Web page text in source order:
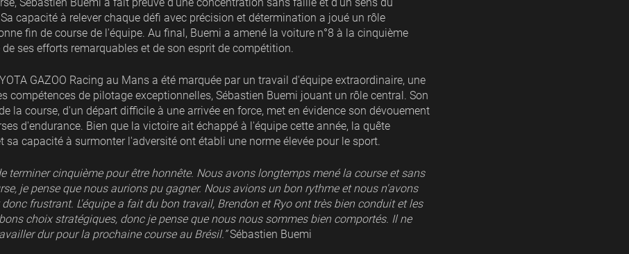
capacité à relever chaque défi avec précision et détermination a joué un rôle
fin de course de l'équipe. Au final, Buemi a amené la voiture n°8 à la cinquième
ses efforts remarquables et de son esprit de compétition.
GAZOO Racing au Mans a été marquée par un travail d'équipe extraordinaire, une
compétences de pilotage exceptionnelles, Sébastien Buemi jouant un rôle central. Son
la course, d'un départ difficile à une arrivée en force, met en évidence son dévouement
d'endurance. Bien que la victoire ait échappé à l'équipe cette année, la quête
sa capacité à surmonter l'adversité ont établi une norme élevée pour le sport.
terminer cinquième pour être honnête. Nous avons longtemps mené la course et sans
je pense que nous aurions pu gagner. Nous avions un bon rythme et nous n'avons
frustrant. L'équipe a fait du bon travail, Brendon et Ryo ont très bien conduit et les
choix stratégiques, donc je pense que nous nous sommes bien comportés. Il ne
dur pour la prochaine course au Brésil.”Sébastien Buemi